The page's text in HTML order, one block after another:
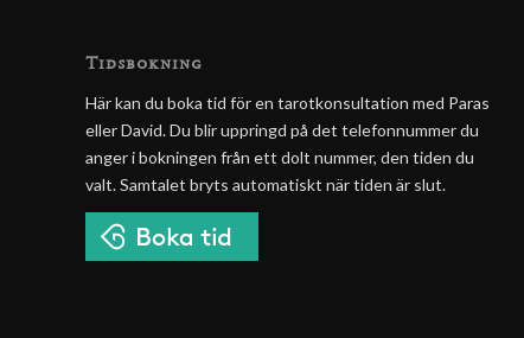
Tidsbokning
Här kan du boka tid för en tarotkonsultation med Paras
eller David. Du blir uppringd på det telefonnummer du
anger i bokningen från ett dolt nummer, den tiden du
valt. Samtalet bryts automatiskt när tiden är slut.